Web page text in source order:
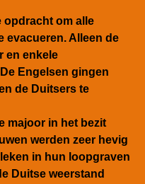
opdracht om alle
evacueren. Alleen de
en enkele
Engelsen gingen
de Duitsers te
majoor in het bezit
werden zeer hevig
in hun loopgraven
Duitse weerstand